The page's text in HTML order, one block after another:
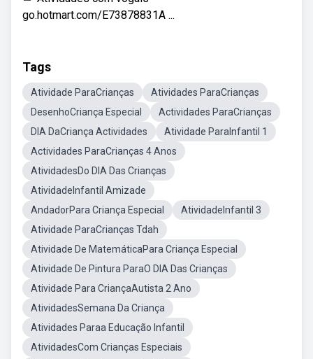
go.hotmart.com/E73878831A ...
Tags
Atividade ParaCrianças
Atividades ParaCrianças
DesenhoCriança Especial
Actividades ParaCrianças
DIA DaCriança Actividades
Atividade ParaInfantil 1
Actividades ParaCrianças 4 Anos
AtividadesDo DIA Das Crianças
AtividadeInfantil Amizade
AndadorPara Criança Especial
AtividadeInfantil 3
Atividade ParaCrianças Tdah
Atividade De MatemáticaPara Criança Especial
Atividade De Pintura ParaO DIA Das Crianças
Atividade Para CriançaAutista 2 Ano
AtividadesSemana Da Criança
Atividades Paraa Educação Infantil
AtividadesCom Crianças Especiais